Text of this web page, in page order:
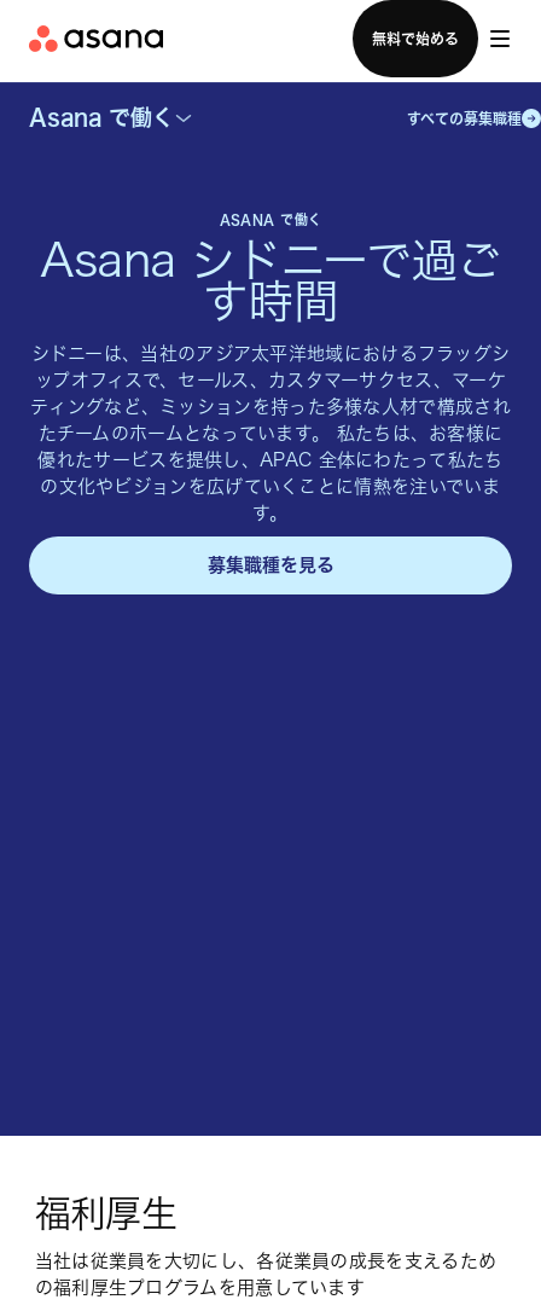
無料で始める
セールスチームに問い合わせる
Asana で働く すべての募集職種
ASANA で働く
Asana シドニーで過ご
す時間
シドニーは、当社のアジア太平洋地域におけるフラッグシ
ップオフィスで、セールス、カスタマーサクセス、マーケ
ティングなど、ミッションを持った多様な人材で構成され
たチームのホームとなっています。 私たちは、お客様に
優れたサービスを提供し、APAC 全体にわたって私たち
の文化やビジョンを広げていくことに情熱を注いでいま
す。
募集職種を見る
福利厚生
当社は従業員を大切にし、各従業員の成長を支えるため
の福利厚生プログラムを用意しています